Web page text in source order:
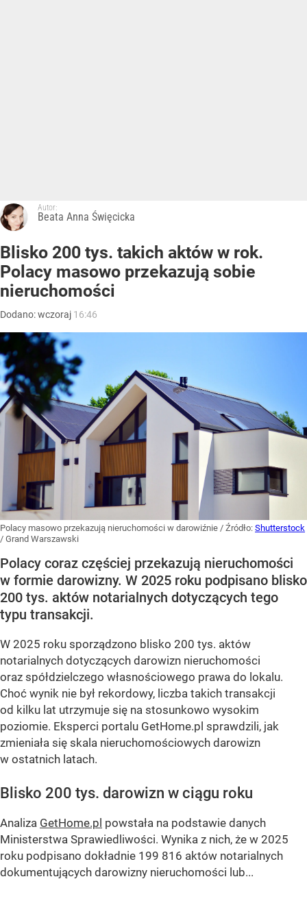
Autor:
Beata Anna Święcicka
Blisko 200 tys. takich aktów w rok.
Polacy masowo przekazują sobie
nieruchomości
Dodano:wczoraj 16:46
Polacy masowo przekazują nieruchomości w darowiźnie / Źródło: Shutterstock
/ Grand Warszawski
Polacy coraz częściej przekazują nieruchomości
w formie darowizny. W 2025 roku podpisano blisko
200 tys. aktów notarialnych dotyczących tego
typu transakcji.
W 2025 roku sporządzono blisko 200 tys. aktów
notarialnych dotyczących darowizn nieruchomości
oraz spółdzielczego własnościowego prawa do lokalu.
Choć wynik nie był rekordowy, liczba takich transakcji
od kilku lat utrzymuje się na stosunkowo wysokim
poziomie. Eksperci portalu GetHome.pl sprawdzili, jak
zmieniała się skala nieruchomościowych darowizn
w ostatnich latach.
Blisko 200 tys. darowizn w ciągu roku
Analiza GetHome.pl powstała na podstawie danych
Ministerstwa Sprawiedliwości. Wynika z nich, że w 2025
roku podpisano dokładnie 199 816 aktów notarialnych
dokumentujących darowizny nieruchomości lub...